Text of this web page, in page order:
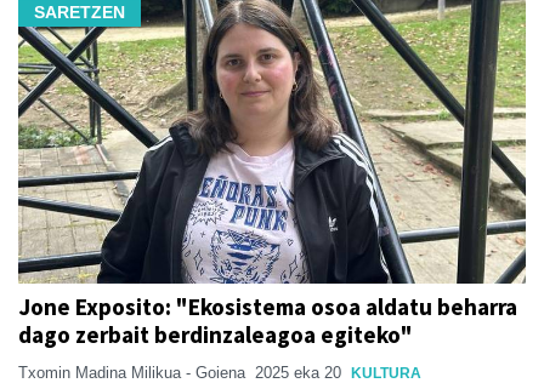
SARETZEN
Jone Exposito: "Ekosistema osoa aldatu beharra
dago zerbait berdinzaleagoa egiteko"
Txomin Madina Milikua - Goiena 2025 eka 20 KULTURA